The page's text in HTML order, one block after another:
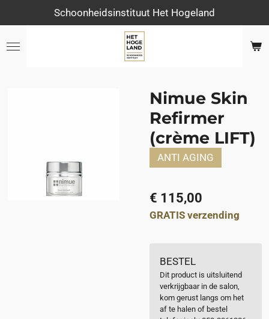
direct
naar
Schoonheidsinstituut Het Hogeland
Nimue Skin
Refirmer
(crème LIFT)
ANTI AGING
€ 115,00
GRATIS verzending
BESTEL
Dit product is uitsluitend
verkrijgbaar in de salon,
kom gerust langs om het
af te halen of bestel